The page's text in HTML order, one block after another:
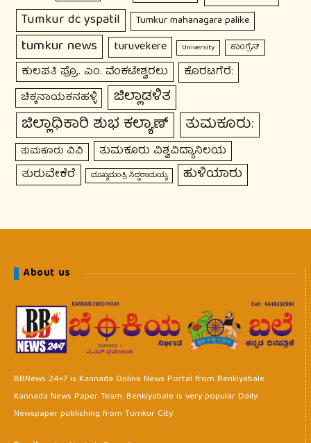
Tumkur dc yspatil Tumkur mahanagara palike
tumkur news turuvekere University ಕಾಂಗ್ರೆಸ್
ಕುಲಪತಿ ಪ್ರೊ. ಎಂ. ವೆಂಕಟೇಶ್ವರಲು ಕೊರಟಗೆರೆ:
ಚಿಕ್ಕನಾಯಕನಹಳ್ಳಿ ಜಿಲ್ಲಾಡಳಿತ
ಜಿಲ್ಲಾಧಿಕಾರಿ ಶುಭ ಕಲ್ಯಾಣ್ ತುಮಕೂರು:
ತುಮಕೂರು ವಿವಿ ತುಮಕೂರು ವಿಶ್ವವಿದ್ಯಾನಿಲಯ
ತುರುವೇಕೆರೆ ಮುಖ್ಯಮಂತ್ರಿ ಸಿದ್ದರಾಮಯ್ಯ ಹುಳಿಯಾರು
About us
BBNews 24×7 is Kannada Online News Portal from Benkiyabale
Kannada News Paper Team. Benkiyabale is very popular Daily
Newspaper publishing from Tumkur City.